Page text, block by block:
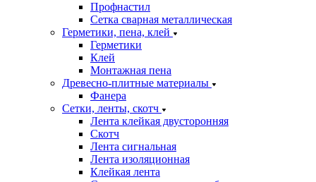
Профнастил
Сетка сварная металлическая
Герметики, пена, клей
Герметики
Клей
Монтажная пена
Древесно-плитные материалы
Фанера
Сетки, ленты, скотч
Лента клейкая двусторонняя
Скотч
Лента сигнальная
Лента изоляционная
Клейкая лента